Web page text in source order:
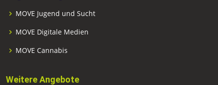
MOVE Jugend und Sucht
MOVE Digitale Medien
MOVE Cannabis
Weitere Angebote